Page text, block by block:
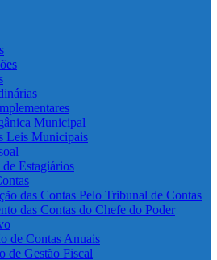
Municipal
Leis Municipais
de Estagiários
das Contas Pelo Tribunal de Contas
das Contas do Chefe do Poder
de Contas Anuais
de Gestão Fiscal